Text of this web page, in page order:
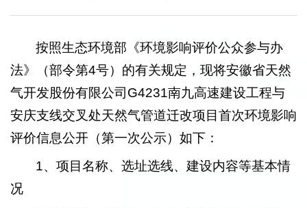
按照生态环境部《环境影响评价公众参与办
法》（部令第4号）的有关规定，现将安徽省天然
气开发股份有限公司G4231南九高速建设工程与
安庆支线交叉处天然气管道迁改项目首次环境影响
评价信息公开（第一次公示）如下：
1、项目名称、选址选线、建设内容等基本情
况